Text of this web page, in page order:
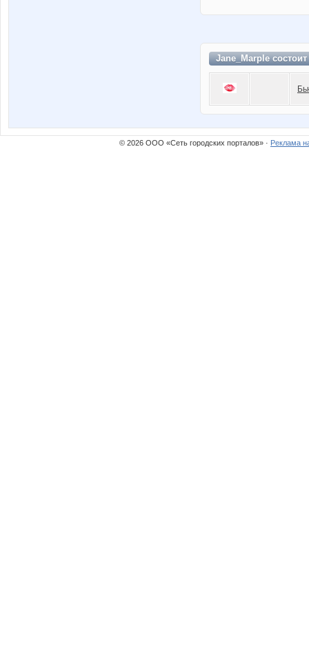
Jane_Marple
© 2026 ООО «Сеть городских порталов» · Реклама